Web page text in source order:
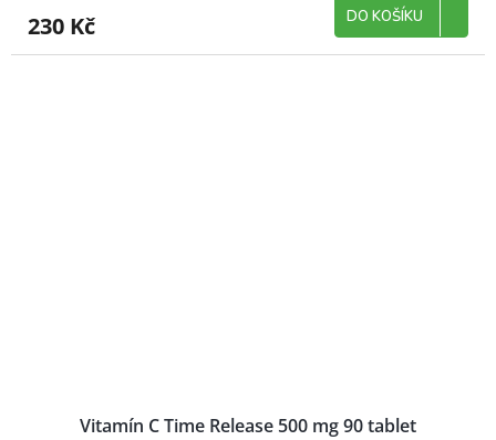
230 Kč DO KOŠÍKU
Vitamín C Time Release 500 mg 90 tablet